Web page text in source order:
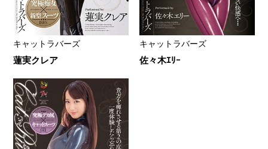
キャットラバーズ
蓮実クレア
キャットラバーズ
佐々木ｴﾘｰ